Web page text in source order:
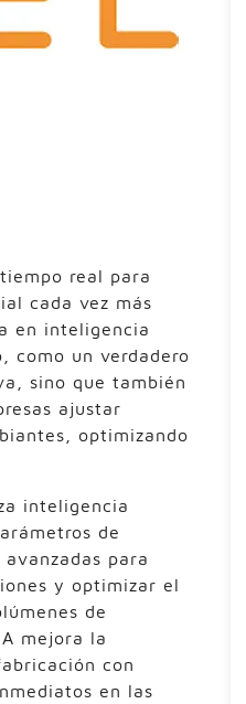
real para
cada vez más
en inteligencia
como un verdadero
sino que también
ajustar
optimizando
inteligencia
de
para
y optimizar el
de
mejora la
con
en las